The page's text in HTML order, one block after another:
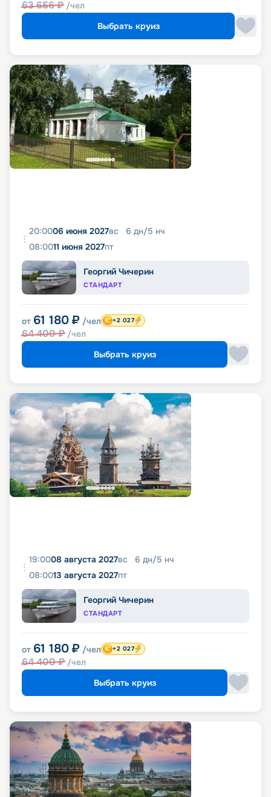
63 656₽ /чел
Выбрать круиз
20:0006 июня 2027вс 6 дн/5 нч
08:0011 июня 2027пт
Георгий Чичерин
СТАНДАРТ
от 61 180 ₽ /чел
64 400₽ /чел
+2 027
Выбрать круиз
19:0008 августа 2027вс 6 дн/5 нч
08:0013 августа 2027пт
Георгий Чичерин
СТАНДАРТ
от 61 180 ₽ /чел
64 400₽ /чел
+2 027
Выбрать круиз